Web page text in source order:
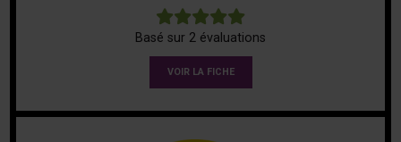
Basé sur 2 évaluations
VOIR LA FICHE